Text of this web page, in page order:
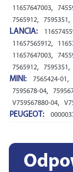
11657647003,
7565912, 7595351 ,
LANCIA:
11657565912,
11657647003,
7565912, 7595351 ,
MINI: 7565424-01 ,
7595678-04,
V759567880-04,
PEUGEOT: